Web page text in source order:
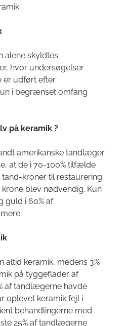
vi lavede på isbjørnen
alene skyldtes
hvor undersøgelser
er udført efter
i begrænset omfang
på keramik ?
amerikanske tandlæger
at de i 70-100% tilfælde
kroner til restaurering
blev nødvendig. Kun
guld i 60% af
altid keramik, medens 3%
på tyggeflader af
af tandlægerne havde
oplevet keramik fejl i
behandlingerne med
25% af tandlægerne